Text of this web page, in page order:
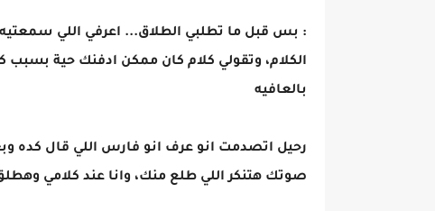
: بس قبل ما تطلبي الطلاق... اعرفي اللي
الكلام، وتقولي كلام كان ممكن ادفنك حية
بالعافيه
رحيل اتصدمت انو عرف انو فارس اللي قال
صوتك هتنكر اللي طلع منك، وانا عند كلامي